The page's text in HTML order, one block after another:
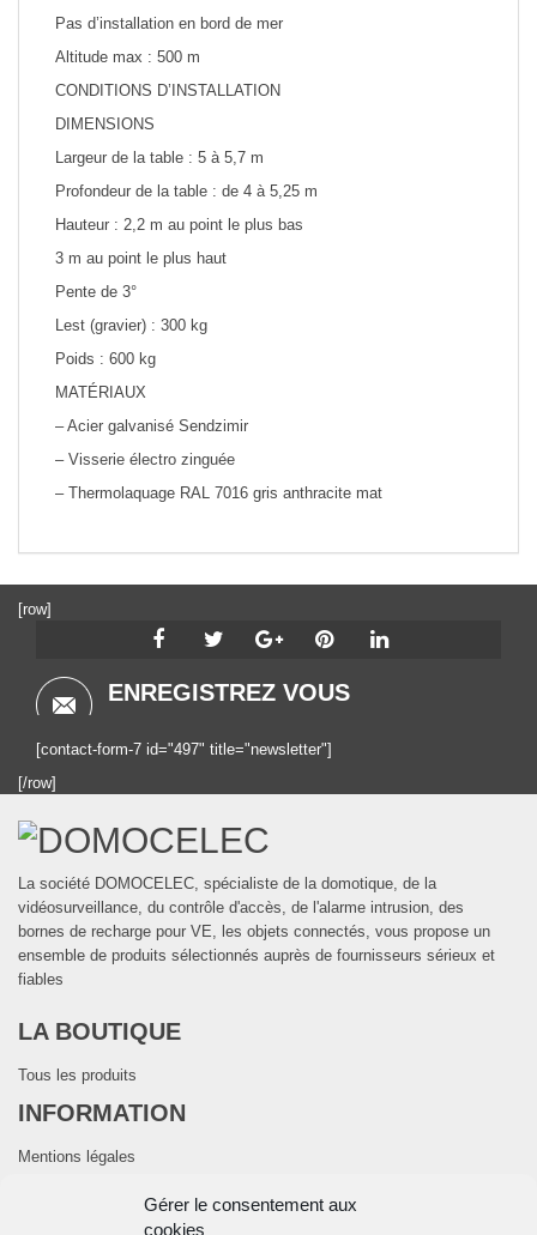
Gérer le consentement aux
cookies
Pas d’installation en bord de mer
Altitude max : 500 m
CONDITIONS D’INSTALLATION
DIMENSIONS
Largeur de la table : 5 à 5,7 m
Profondeur de la table : de 4 à 5,25 m
Hauteur : 2,2 m au point le plus bas
3 m au point le plus haut
Pente de 3°
Lest (gravier) : 300 kg
Poids : 600 kg
MATÉRIAUX
– Acier galvanisé Sendzimir
– Visserie électro zinguée
– Thermolaquage RAL 7016 gris anthracite mat
[row]
ENREGISTREZ VOUS
[contact-form-7 id="497" title="newsletter"]
[/row]
La société DOMOCELEC, spécialiste de la domotique, de la
vidéosurveillance, du contrôle d'accès, de l'alarme intrusion, des
bornes de recharge pour VE, les objets connectés, vous propose un
ensemble de produits sélectionnés auprès de fournisseurs sérieux et
fiables
LA BOUTIQUE
Tous les produits
INFORMATION
Mentions légales
Politique de cookies (UE)